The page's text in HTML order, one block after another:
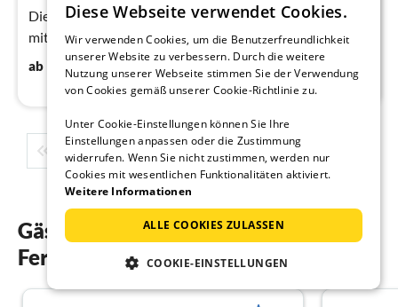
Die stilvolle Villa Maria ist eine geräumige Ferienvilla
mit herrlichem Panoramablick auf das Meer.
ab 230€ / Nacht
1 2 3 4 5 ...
Gästebewertungen unserer
Ferienwohnungen in Kvarner Bucht
Diese Webseite verwendet Cookies.
Wir verwenden Cookies, um die Benutzerfreundlichkeit
unserer Website zu verbessern. Durch die weitere
Nutzung unserer Webseite stimmen Sie der Verwendung
von Cookies gemäß unserer Cookie-Richtlinie zu.
Unter Cookie-Einstellungen können Sie Ihre
Einstellungen anpassen oder die Zustimmung
widerrufen. Wenn Sie nicht zustimmen, werden nur
Cookies mit wesentlichen Funktionalitäten aktiviert.
Weitere Informationen
ALLE COOKIES ZULASSEN
COOKIE-EINSTELLUNGEN